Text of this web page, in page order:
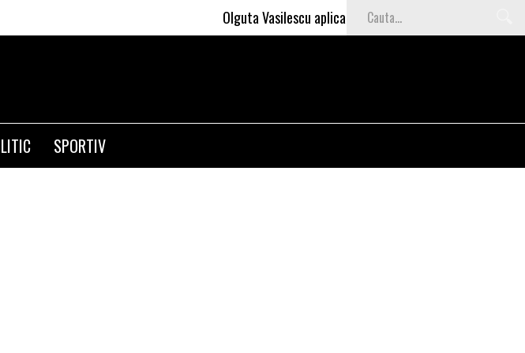
Olguta Vasilescu aplica invataturile lui Nea Marin:
SPORTIV